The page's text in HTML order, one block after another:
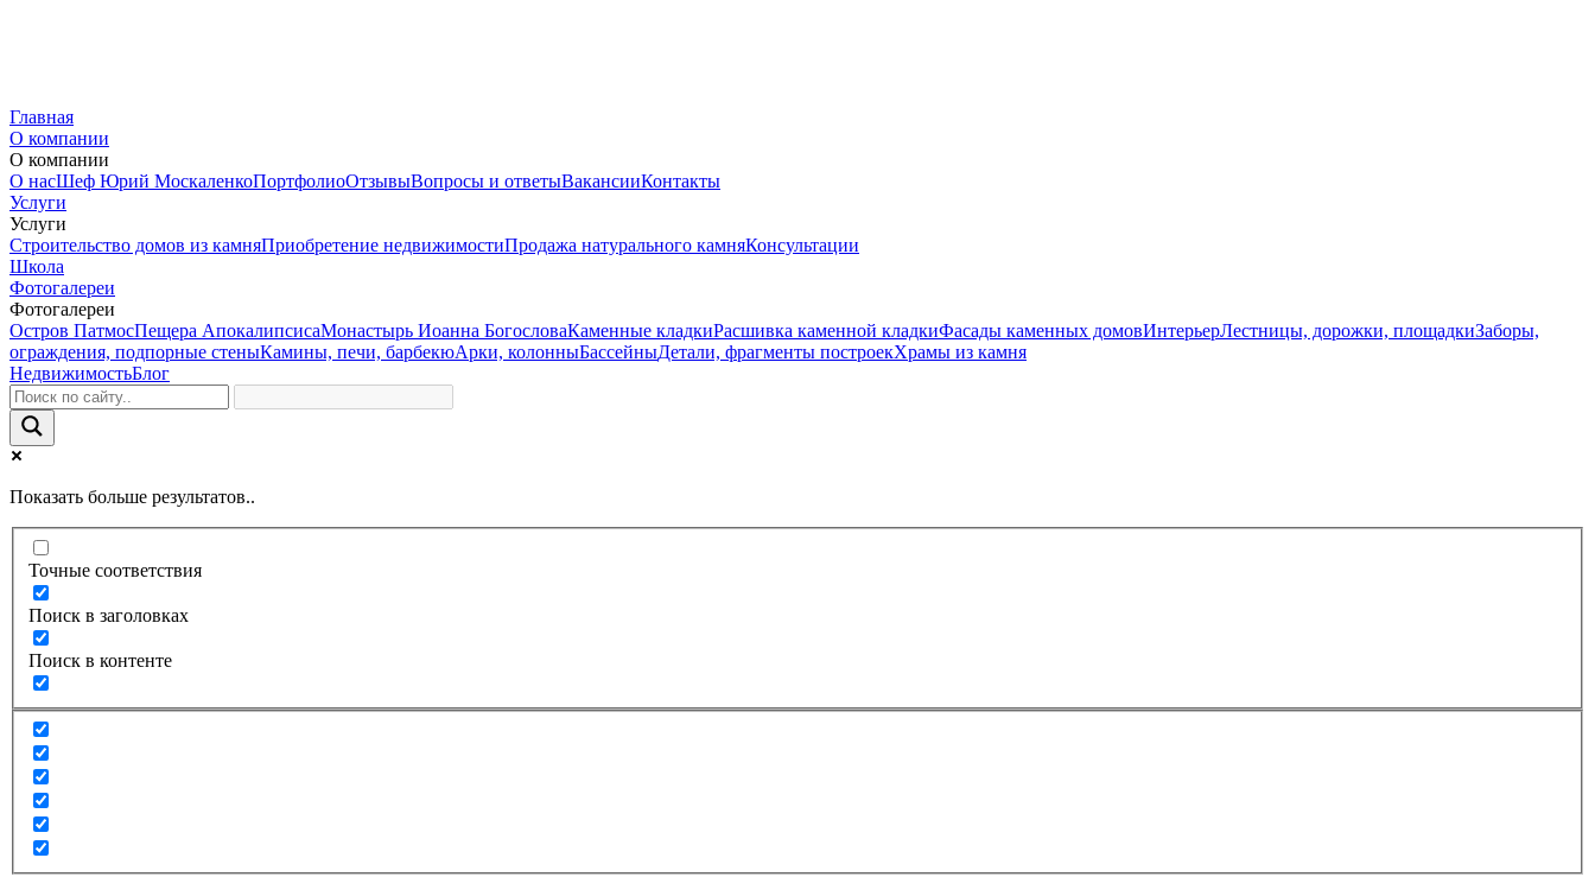
Главная
О компании
О компании
О насШеф Юрий МоскаленкоПортфолиоОтзывыВопросы и ответыВакансииКонтакты
Услуги
Услуги
Строительство домов из камняПриобретение недвижимостиПродажа натурального камняКонсультации
Школа
Фотогалереи
Фотогалереи
Остров ПатмосПещера АпокалипсисаМонастырь Иоанна БогословаКаменные кладкиРасшивка каменной кладкиФасады каменных домовИнтерьерЛестницы, дорожки, площадкиЗаборы,
ограждения, подпорные стеныКамины, печи, барбекюАрки, колонныБассейныДетали, фрагменты построекХрамы из камня
НедвижимостьБлог
Показать больше результатов..
Точные соответствия
Поиск в заголовках
Поиск в контенте